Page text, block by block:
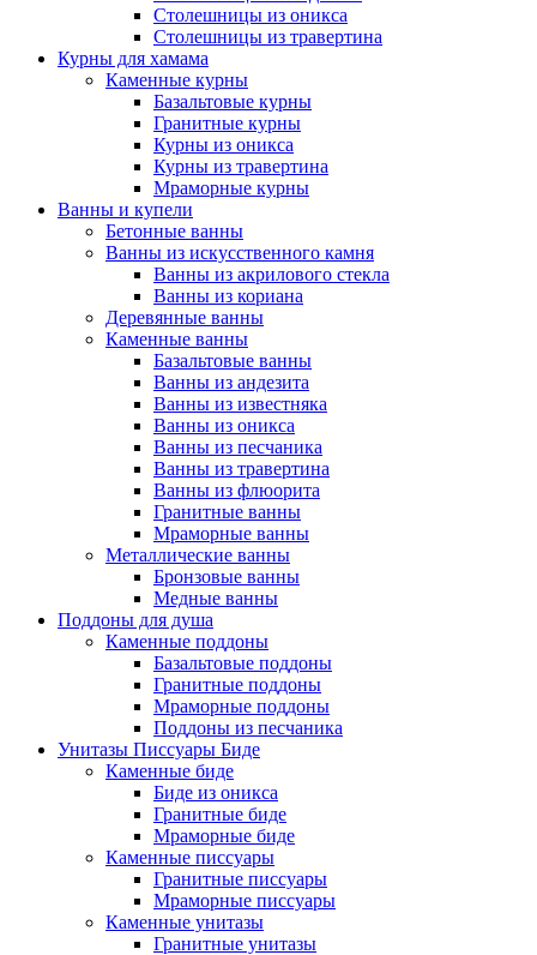
Столешницы из оникса
Столешницы из травертина
Курны для хамама
Каменные курны
Базальтовые курны
Гранитные курны
Курны из оникса
Курны из травертина
Мраморные курны
Ванны и купели
Бетонные ванны
Ванны из искусственного камня
Ванны из акрилового стекла
Ванны из кориана
Деревянные ванны
Каменные ванны
Базальтовые ванны
Ванны из андезита
Ванны из известняка
Ванны из оникса
Ванны из песчаника
Ванны из травертина
Ванны из флюорита
Гранитные ванны
Мраморные ванны
Металлические ванны
Бронзовые ванны
Медные ванны
Поддоны для душа
Каменные поддоны
Базальтовые поддоны
Гранитные поддоны
Мраморные поддоны
Поддоны из песчаника
Унитазы Писсуары Биде
Каменные биде
Биде из оникса
Гранитные биде
Мраморные биде
Каменные писсуары
Гранитные писсуары
Мраморные писсуары
Каменные унитазы
Гранитные унитазы